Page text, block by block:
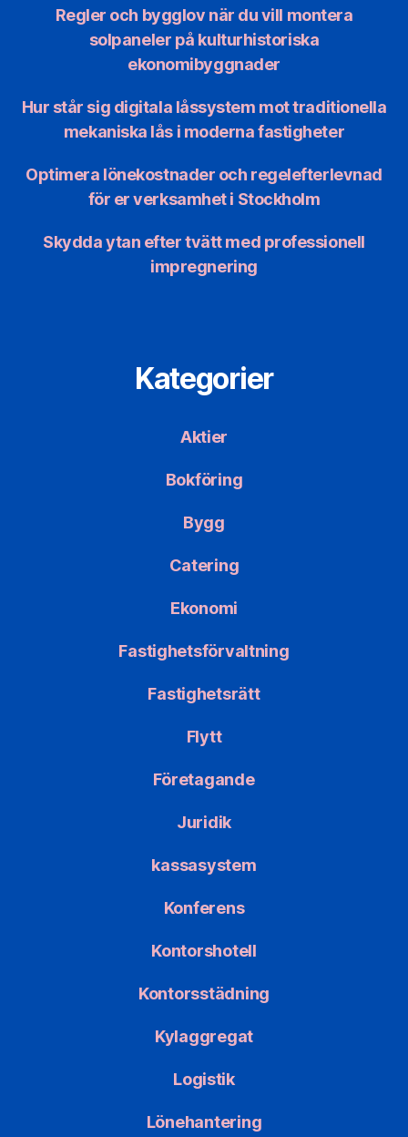
Regler och bygglov när du vill montera
solpaneler på kulturhistoriska
ekonomibyggnader
Hur står sig digitala låssystem mot traditionella
mekaniska lås i moderna fastigheter
Optimera lönekostnader och regelefterlevnad
för er verksamhet i Stockholm
Skydda ytan efter tvätt med professionell
impregnering
Kategorier
Aktier
Bokföring
Bygg
Catering
Ekonomi
Fastighetsförvaltning
Fastighetsrätt
Flytt
Företagande
Juridik
kassasystem
Konferens
Kontorshotell
Kontorsstädning
Kylaggregat
Logistik
Lönehantering